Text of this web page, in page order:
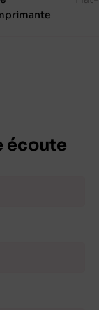
écoute